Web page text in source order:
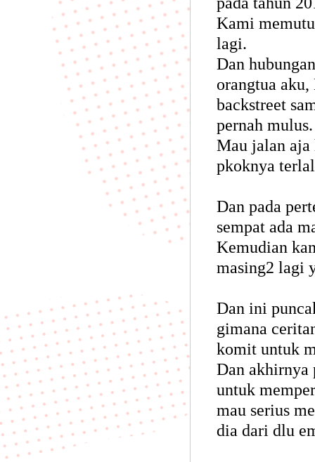
Kami
lagi.
Dan
orangtua
backstreet
pernah mulus.
Mau jalan aja
pkoknya
Dan pada
sempat ada
Kemudian
masing2 lagi
Dan ini
gimana
komit untuk
Dan akhirnya
untuk
mau serius
dia dari dlu